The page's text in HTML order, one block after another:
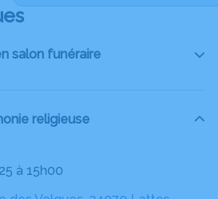
salon funéraire
religieuse
à 15h00